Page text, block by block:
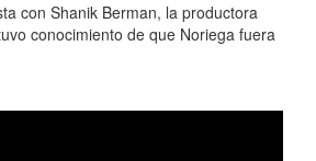
con Shanik Berman, la productora
conocimiento de que Noriega fuera